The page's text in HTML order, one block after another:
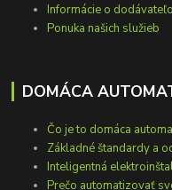
Informácie o
Ponuka našich služieb
DOMÁCA
Čo je to domáca
Základné štandardy a
Inteligentná
Prečo automatizovať